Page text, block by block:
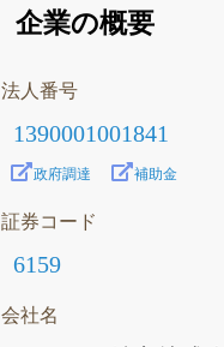
企業の概要
法人番号
1390001001841
政府調達 補助金
証券コード
6159
会社名